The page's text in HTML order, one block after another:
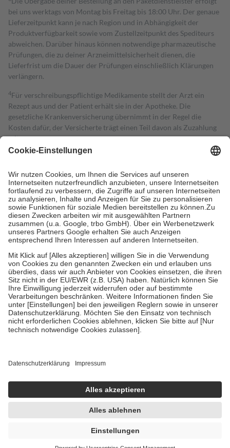
bei uns werktags von Montag bis Freitag bis 18:00 Uhr. Der genaue
Lieferzeitpunkt kann je nach Region und in Abhängigkeit der
Produktverfügbarkeit sowie vom Zustellzeitpunkt des Spediteurs
abweichen. Darüber hinaus können notwendige pharmazeutische
Prüfungen, die zu deiner Arzneimittelsicherheit dienen, die
Lieferfrist um die Dauer der Prüfungen einschließlich Klärungen
verlängern.
4Für verschreibungspflichtige Medikamente stellt der Arzt ein
Rezept aus und der Patient erhält sie in der Apotheke. Die
gesetzliche Krankenversicherung übernimmt in der Regel die
Kosten dafür, der Versicherte trägt einen Teil davon als Zuzahlung
mit.
Grundsätzlich leisten Mitglieder Zuzahlungen in Höhe von zehn
höchstens zehn Euro.
Es sind jedoch nie mehr als die tatsächlichen
Kosten der Leistung zu entrichten.
Diese Regeln gelten grundsätzlich auch für Online-Apotheken.
Bei Heilmitteln und häuslicher Krankenpflege beträgt die
Zuzahlung zehn Prozent der Kosten sowie zehn Euro je
Verordnung.
Um das Engagement der Versicherten für ihre eigene Gesundheit zu
stärken und die besondere Stellung der Familie zu unterstützen,
fallenkeine Zuzahlungenan bei:
• Kindern und Jugendlichen bis zum vollendeten 18. Lebensjahr
mit Ausnahme der Fahrkosten
• Untersuchungen zur Vorsorge und Früherkennung, die von der
GKV getragen werden
• empfohlenen Schutzimpfungen
• Harn- und Blutteststreifen
getroffen, um sicherzustellen, dass es sich um echte Bewertungen
https://help.etrusted.com/hc/de/articles/4419944605341
Einige Bilder und Inhalte wurden unter Zuhilfenahme künstlicher